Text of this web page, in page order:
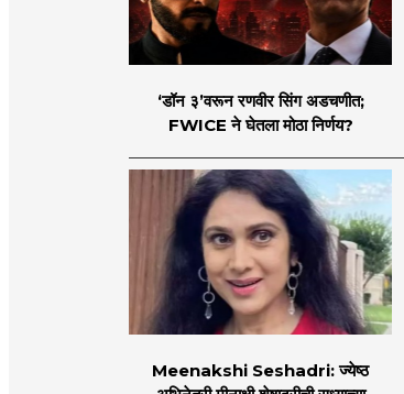
‘डॉन ३’वरून रणवीर सिंग अडचणीत;
FWICE ने घेतला मोठा निर्णय?
Meenakshi Seshadri: ज्येष्ठ